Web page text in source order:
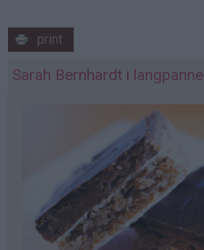
print
Sarah Bernhardt i langpanne